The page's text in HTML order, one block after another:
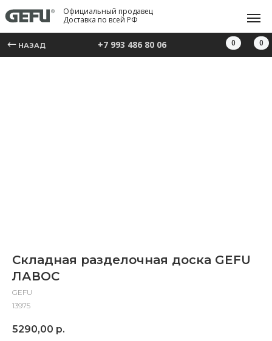
0 0
НАЗАД +7 993 486 80 06
Официальный продавец
Доставка по всей РФ
Складная разделочная доска GEFU
ЛАВОС
GEFU
13975
5290,00 р.